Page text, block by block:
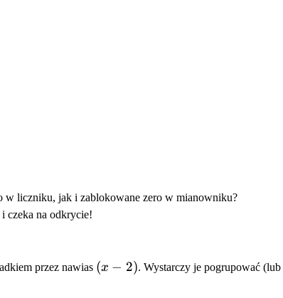
w liczniku, jak i zablokowane zero w mianowniku?
czeka na odkrycie!
przez nawias (x-
(x − 2). Wystarczy je pogrupować (lub